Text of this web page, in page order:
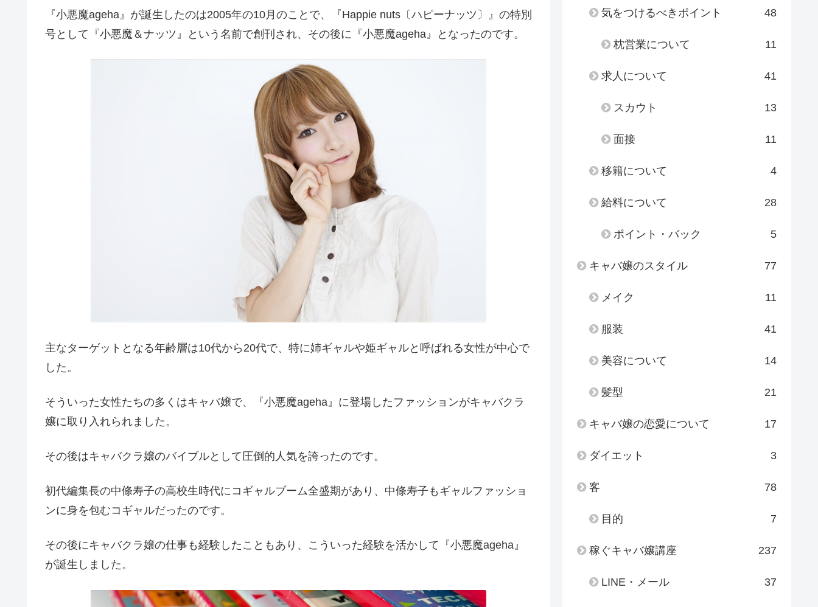
『小悪魔ageha』が誕生したのは2005年の10月のことで、『Happie nuts〔ハピーナッツ〕』の特別
号として『小悪魔＆ナッツ』という名前で創刊され、その後に『小悪魔ageha』となったのです。
主なターゲットとなる年齢層は10代から20代で、特に姉ギャルや姫ギャルと呼ばれる女性が中心で
した。
そういった女性たちの多くはキャバ嬢で、『小悪魔ageha』に登場したファッションがキャバクラ
嬢に取り入れられました。
その後はキャバクラ嬢のバイブルとして圧倒的人気を誇ったのです。
初代編集長の中條寿子の高校生時代にコギャルブーム全盛期があり、中條寿子もギャルファッショ
ンに身を包むコギャルだったのです。
その後にキャバクラ嬢の仕事も経験したこともあり、こういった経験を活かして『小悪魔ageha』
が誕生しました。
気をつけるべきポイント 48
枕営業について 11
求人について 41
スカウト 13
面接 11
移籍について 4
給料について 28
ポイント・バック 5
キャバ嬢のスタイル 77
メイク 11
服装 41
美容について 14
髪型 21
キャバ嬢の恋愛について 17
ダイエット 3
客 78
目的 7
稼ぐキャバ嬢講座 237
LINE・メール 37